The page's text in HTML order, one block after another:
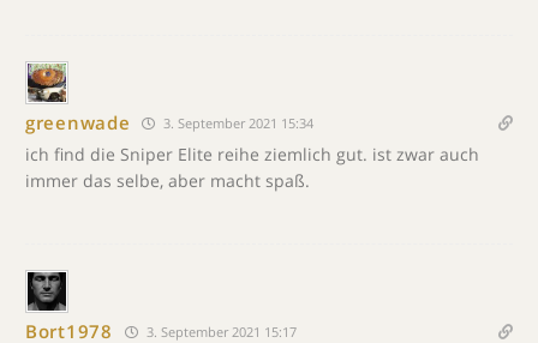
greenwade 3. September 2021 15:34
ich find die Sniper Elite reihe ziemlich gut. ist zwar auch
immer das selbe, aber macht spaß.
Bort1978 3. September 2021 15:17